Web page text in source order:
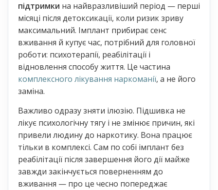
підтримки на найвразливіший період — перші
місяці після детоксикації, коли ризик зриву
максимальний. Імплант прибирає сенс
вживання й купує час, потрібний для головної
роботи: психотерапії, реабілітації і
відновлення способу життя. Це частина
комплексного лікування наркоманії, а не його
заміна.
Важливо одразу зняти ілюзію. Підшивка не
лікує психологічну тягу і не змінює причин, які
привели людину до наркотику. Вона працює
тільки в комплексі. Сам по собі імплант без
реабілітації після завершення його дії майже
завжди закінчується поверненням до
вживання — про це чесно попереджає